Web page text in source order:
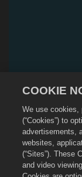
COOKIE
We use cookies,
(“Cookies”) to
advertisements,
websites,
(“Sites”). These
and video